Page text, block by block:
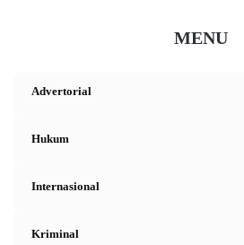
MENU
Advertorial
Hukum
Internasional
Kriminal